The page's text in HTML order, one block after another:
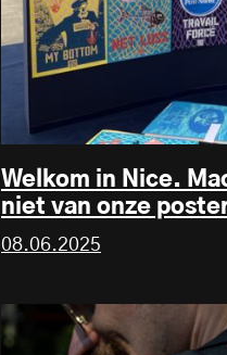
Welkom in Nice.
niet van onze
08.06.2025